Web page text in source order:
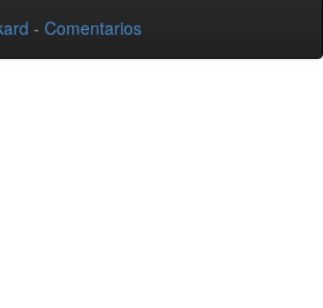
- Comentarios